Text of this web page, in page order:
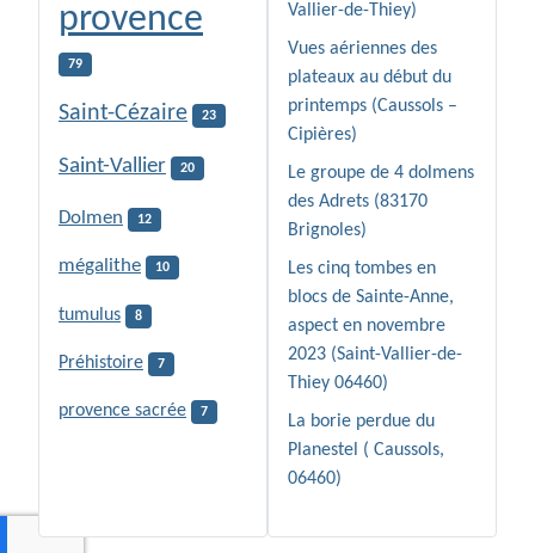
provence
79
Saint-Cézaire 23
Saint-Vallier 20
Dolmen 12
mégalithe 10
tumulus 8
Préhistoire 7
provence sacrée 7
Vallier-de-Thiey)
Vues aériennes des
plateaux au début du
printemps (Caussols –
Cipières)
Le groupe de 4 dolmens
des Adrets (83170
Brignoles)
Les cinq tombes en
blocs de Sainte-Anne,
aspect en novembre
2023 (Saint-Vallier-de-
Thiey 06460)
La borie perdue du
Planestel ( Caussols,
06460)